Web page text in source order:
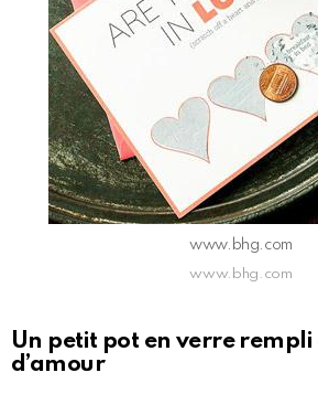
www.bhg.com
www.bhg.com
Un petit pot en verre rempli
d’amour